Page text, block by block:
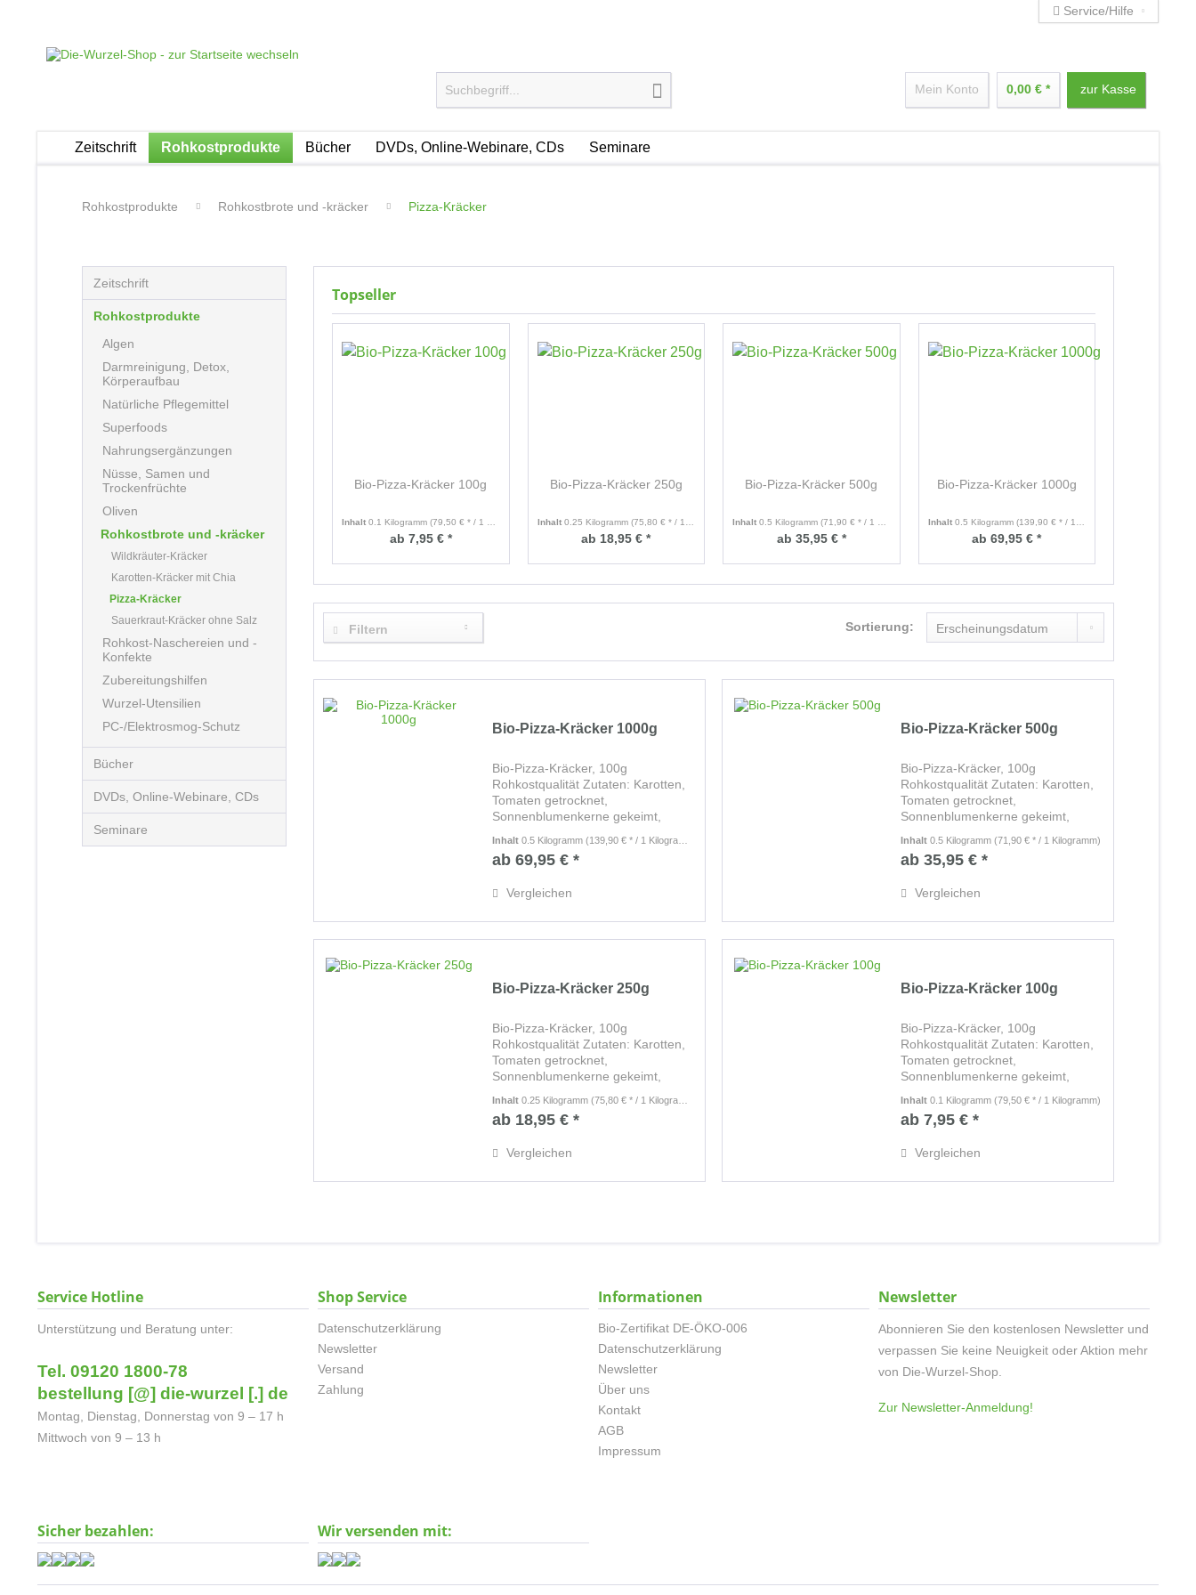
Service/Hilfe
Mein Konto 0,00 € * zur Kasse
Zeitschrift Rohkostprodukte Bücher DVDs, Online-Webinare, CDs Seminare
Rohkostprodukte Rohkostbrote und -kräcker Pizza-Kräcker
Zeitschrift
Rohkostprodukte
Algen
Darmreinigung, Detox,
Körperaufbau
Natürliche Pflegemittel
Superfoods
Nahrungsergänzungen
Nüsse, Samen und
Trockenfrüchte
Oliven
Rohkostbrote und -kräcker
Wildkräuter-Kräcker
Karotten-Kräcker mit Chia
Pizza-Kräcker
Sauerkraut-Kräcker ohne Salz
Rohkost-Naschereien und -
Konfekte
Zubereitungshilfen
Wurzel-Utensilien
PC-/Elektrosmog-Schutz
Bücher
DVDs, Online-Webinare, CDs
Seminare
Topseller
Bio-Pizza-Kräcker 100g
Inhalt 0.1 Kilogramm (79,50 € * / 1 Kilogramm)
ab 7,95 € *
Bio-Pizza-Kräcker 250g
Inhalt 0.25 Kilogramm (75,80 € * / 1 Kilogramm)
ab 18,95 € *
Bio-Pizza-Kräcker 500g
Inhalt 0.5 Kilogramm (71,90 € * / 1 Kilogramm)
ab 35,95 € *
Bio-Pizza-Kräcker 1000g
Inhalt 0.5 Kilogramm (139,90 € * / 1 Kilogramm)
ab 69,95 € *
Filtern Sortierung:
Bio-Pizza-Kräcker 1000g
Bio-Pizza-Kräcker, 100g
Rohkostqualität Zutaten: Karotten,
Tomaten getrocknet,
Sonnenblumenkerne gekeimt,
Thymian, Rosmarin, Oregano, Salz.
Luftgetrocknet bei 42 Grad Zutaten
Inhalt0.5 Kilogramm(139,90 € * / 1 Kilogramm)
ab 69,95 € *
Vergleichen
Bio-Pizza-Kräcker 500g
Bio-Pizza-Kräcker, 100g
Rohkostqualität Zutaten: Karotten,
Tomaten getrocknet,
Sonnenblumenkerne gekeimt,
Thymian, Rosmarin, Oregano, Salz.
Luftgetrocknet bei 42 Grad Zutaten
Inhalt0.5 Kilogramm(71,90 € * / 1 Kilogramm)
ab 35,95 € *
Vergleichen
Bio-Pizza-Kräcker 250g
Bio-Pizza-Kräcker, 100g
Rohkostqualität Zutaten: Karotten,
Tomaten getrocknet,
Sonnenblumenkerne gekeimt,
Thymian, Rosmarin, Oregano, Salz.
Luftgetrocknet bei 42 Grad Zutaten
Inhalt0.25 Kilogramm(75,80 € * / 1 Kilogramm)
ab 18,95 € *
Vergleichen
Bio-Pizza-Kräcker 100g
Bio-Pizza-Kräcker, 100g
Rohkostqualität Zutaten: Karotten,
Tomaten getrocknet,
Sonnenblumenkerne gekeimt,
Thymian, Rosmarin, Oregano, Salz.
Luftgetrocknet bei 42 Grad Zutaten
Inhalt0.1 Kilogramm(79,50 € * / 1 Kilogramm)
ab 7,95 € *
Vergleichen
Service Hotline
Unterstützung und Beratung unter:
Tel. 09120 1800-78
bestellung [@] die-wurzel [.] de
Montag, Dienstag, Donnerstag von 9 – 17 h
Mittwoch von 9 – 13 h
Shop Service
Datenschutzerklärung
Newsletter
Versand
Zahlung
Informationen
Bio-Zertifikat DE-ÖKO-006
Datenschutzerklärung
Newsletter
Über uns
Kontakt
AGB
Impressum
Newsletter
Abonnieren Sie den kostenlosen Newsletter und
verpassen Sie keine Neuigkeit oder Aktion mehr
von Die-Wurzel-Shop.
Zur Newsletter-Anmeldung!
Sicher bezahlen: Wir versenden mit: